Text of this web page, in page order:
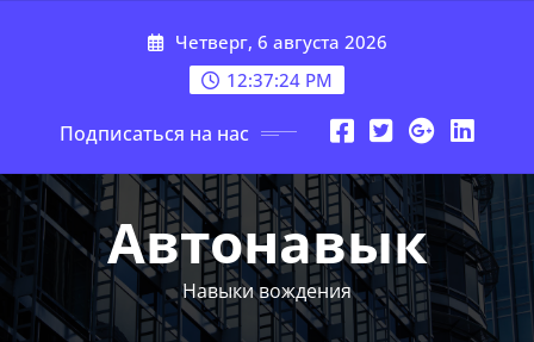
Четверг, 6 августа 2026
12:37:25 PM
Подписаться на нас
Автонавык
Навыки вождения